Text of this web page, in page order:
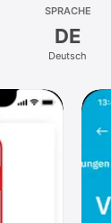
SPRACHE
DE
Deutsch